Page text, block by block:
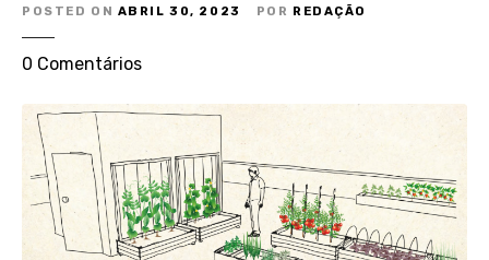
POSTED ON ABRIL 30, 2023 POR REDAÇÃO
0 Comentáriose
C
l
t
i
v